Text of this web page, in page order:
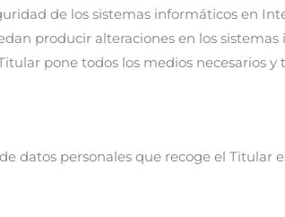
de los sistemas informáticos en
producir alteraciones en los
pone todos los medios necesarios
datos personales que recoge el Titular